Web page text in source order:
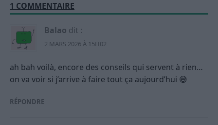
1 COMMENTAIRE
Balao dit :
2 MARS 2026 À 15H02
ah bah voilà, encore des conseils qui servent à rien…
on va voir si j’arrive à faire tout ça aujourd’hui 😅
RÉPONDRE